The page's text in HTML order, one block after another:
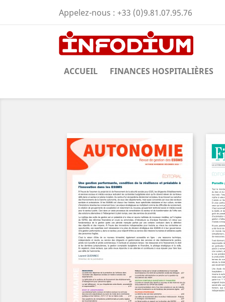
Appelez-nous : +33 (0)9.81.07.95.76
ACCUEIL FINANCES HOSPITALIÈRES